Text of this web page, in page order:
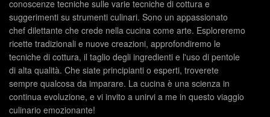
conoscenze tecniche sulle varie tecniche di cottura e
suggerimenti su strumenti culinari. Sono un appassionato
chef dilettante che crede nella cucina come arte. Esploreremo
ricette tradizionali e nuove creazioni, approfondiremo le
tecniche di cottura, il taglio degli ingredienti e l'uso di pentole
di alta qualità. Che siate principianti o esperti, troverete
sempre qualcosa da imparare. La cucina è una scienza in
continua evoluzione, e vi invito a unirvi a me in questo viaggio
culinario emozionante!